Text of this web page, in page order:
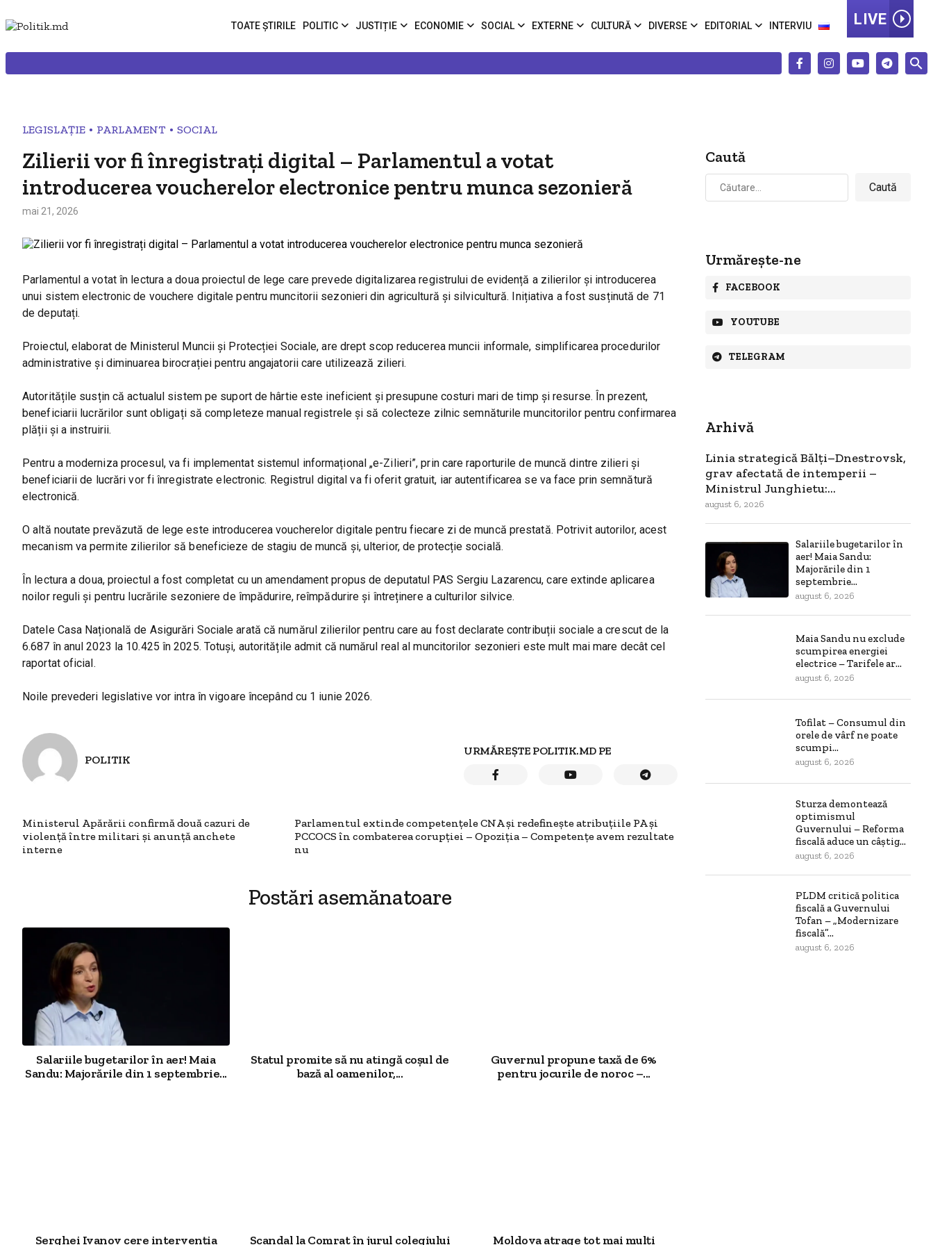
TOATE ȘTIRILE POLITIC JUSTIȚIE ECONOMIE SOCIAL EXTERNE CULTURĂ DIVERSE EDITORIAL INTERVIU LIVE
LEGISLAȚIE • PARLAMENT • SOCIAL
Zilierii vor fi înregistrați digital – Parlamentul a votat
introducerea voucherelor electronice pentru munca sezonieră
mai 21, 2026
Parlamentul a votat în lectura a doua proiectul de lege care prevede digitalizarea registrului de evidență a zilierilor și introducerea
unui sistem electronic de vouchere digitale pentru muncitorii sezonieri din agricultură și silvicultură. Inițiativa a fost susținută de 71
de deputați.
Proiectul, elaborat de Ministerul Muncii și Protecției Sociale, are drept scop reducerea muncii informale, simplificarea procedurilor
administrative și diminuarea birocrației pentru angajatorii care utilizează zilieri.
Autoritățile susțin că actualul sistem pe suport de hârtie este ineficient și presupune costuri mari de timp și resurse. În prezent,
beneficiarii lucrărilor sunt obligați să completeze manual registrele și să colecteze zilnic semnăturile muncitorilor pentru confirmarea
plății și a instruirii.
Pentru a moderniza procesul, va fi implementat sistemul informațional „e-Zilieri”, prin care raporturile de muncă dintre zilieri și
beneficiarii de lucrări vor fi înregistrate electronic. Registrul digital va fi oferit gratuit, iar autentificarea se va face prin semnătură
electronică.
O altă noutate prevăzută de lege este introducerea voucherelor digitale pentru fiecare zi de muncă prestată. Potrivit autorilor, acest
mecanism va permite zilierilor să beneficieze de stagiu de muncă și, ulterior, de protecție socială.
În lectura a doua, proiectul a fost completat cu un amendament propus de deputatul PAS Sergiu Lazarencu, care extinde aplicarea
noilor reguli și pentru lucrările sezoniere de împădurire, reîmpădurire și întreținere a culturilor silvice.
Datele Casa Națională de Asigurări Sociale arată că numărul zilierilor pentru care au fost declarate contribuții sociale a crescut de la
6.687 în anul 2023 la 10.425 în 2025. Totuși, autoritățile admit că numărul real al muncitorilor sezonieri este mult mai mare decât cel
raportat oficial.
Noile prevederi legislative vor intra în vigoare începând cu 1 iunie 2026.
POLITIK
URMĂREȘTE POLITIK.MD PE
Ministerul Apărării confirmă două cazuri de
violență între militari și anunță anchete
interne
Parlamentul extinde competențele CNA și redefinește atribuțiile PA și
PCCOCS în combaterea corupției – Opoziția – Competențe avem rezultate
nu
Postări asemănatoare
Salariile bugetarilor în aer! Maia
Sandu: Majorările din 1 septembrie...
Statul promite să nu atingă coșul de
bază al oamenilor,...
Guvernul propune taxă de 6%
pentru jocurile de noroc –...
Serghei Ivanov cere intervenția
Scandal la Comrat în jurul colegiului
Moldova atrage tot mai mulți
Caută
Caută
după:
Urmărește-ne
FACEBOOK
YOUTUBE
TELEGRAM
Arhivă
Linia strategică Bălți–Dnestrovsk,
grav afectată de intemperii –
Ministrul Junghietu:...
august 6, 2026
Salariile bugetarilor în
aer! Maia Sandu:
Majorările din 1
septembrie...
august 6, 2026
Maia Sandu nu exclude
scumpirea energiei
electrice – Tarifele ar...
august 6, 2026
Tofilat – Consumul din
orele de vârf ne poate
scumpi...
august 6, 2026
Sturza demontează
optimismul
Guvernului – Reforma
fiscală aduce un câștig...
august 6, 2026
PLDM critică politica
fiscală a Guvernului
Tofan – „Modernizare
fiscală”...
august 6, 2026